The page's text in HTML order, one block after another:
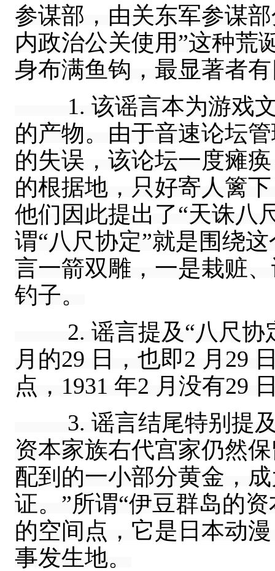
参谋部，由关东军参谋
内政治公关使用”这种荒
身布满鱼钩，最显著者
1. 该谣言本为游戏文
的产物。由于音速论坛
的失误，该论坛一度瘫
的根据地，只好寄人篱
他们因此提出了“天诛八
谓“八尺协定”就是围绕
言一箭双雕，一是栽赃
钓子。
2. 谣言提及“八尺协
月的29 日，也即2 月29
点，1931 年2 月没有29
3. 谣言结尾特别提及
资本家族右代宫家仍然
配到的一小部分黄金，
证。”所谓“伊豆群岛的
的空间点，它是日本动
事发生地。